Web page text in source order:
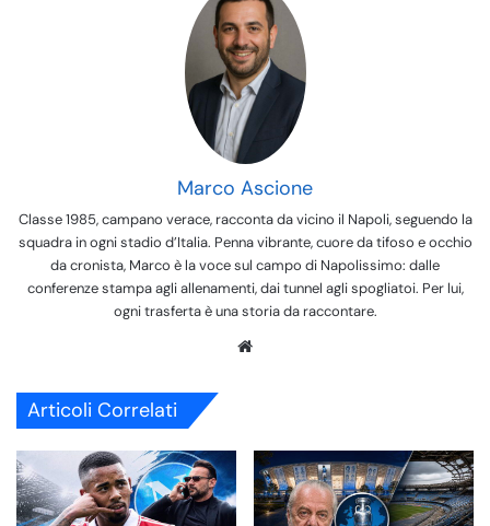
Marco Ascione
Classe 1985, campano verace, racconta da vicino il Napoli, seguendo la
squadra in ogni stadio d’Italia. Penna vibrante, cuore da tifoso e occhio
da cronista, Marco è la voce sul campo di Napolissimo: dalle
conferenze stampa agli allenamenti, dai tunnel agli spogliatoi. Per lui,
ogni trasferta è una storia da raccontare.
Articoli Correlati